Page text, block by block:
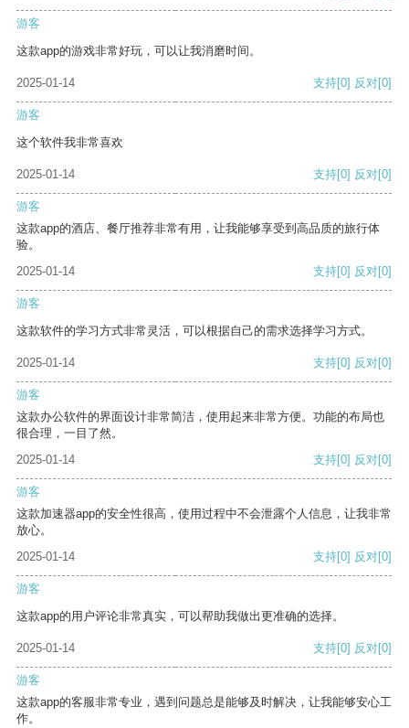
游客
这款app的游戏非常好玩，可以让我消磨时间。
2025-01-14 支持[0] 反对[0]
游客
这个软件我非常喜欢
2025-01-14 支持[0] 反对[0]
游客
这款app的酒店、餐厅推荐非常有用，让我能够享受到高品质的旅行体
验。
2025-01-14
支持[0] 反对[0]
游客
这款软件的学习方式非常灵活，可以根据自己的需求选择学习方式。
2025-01-14 支持[0] 反对[0]
游客
这款办公软件的界面设计非常简洁，使用起来非常方便。功能的布局也
很合理，一目了然。
2025-01-14
支持[0] 反对[0]
游客
这款加速器app的安全性很高，使用过程中不会泄露个人信息，让我非常
放心。
2025-01-14
支持[0] 反对[0]
游客
这款app的用户评论非常真实，可以帮助我做出更准确的选择。
2025-01-14 支持[0] 反对[0]
游客
这款app的客服非常专业，遇到问题总是能够及时解决，让我能够安心工
作。